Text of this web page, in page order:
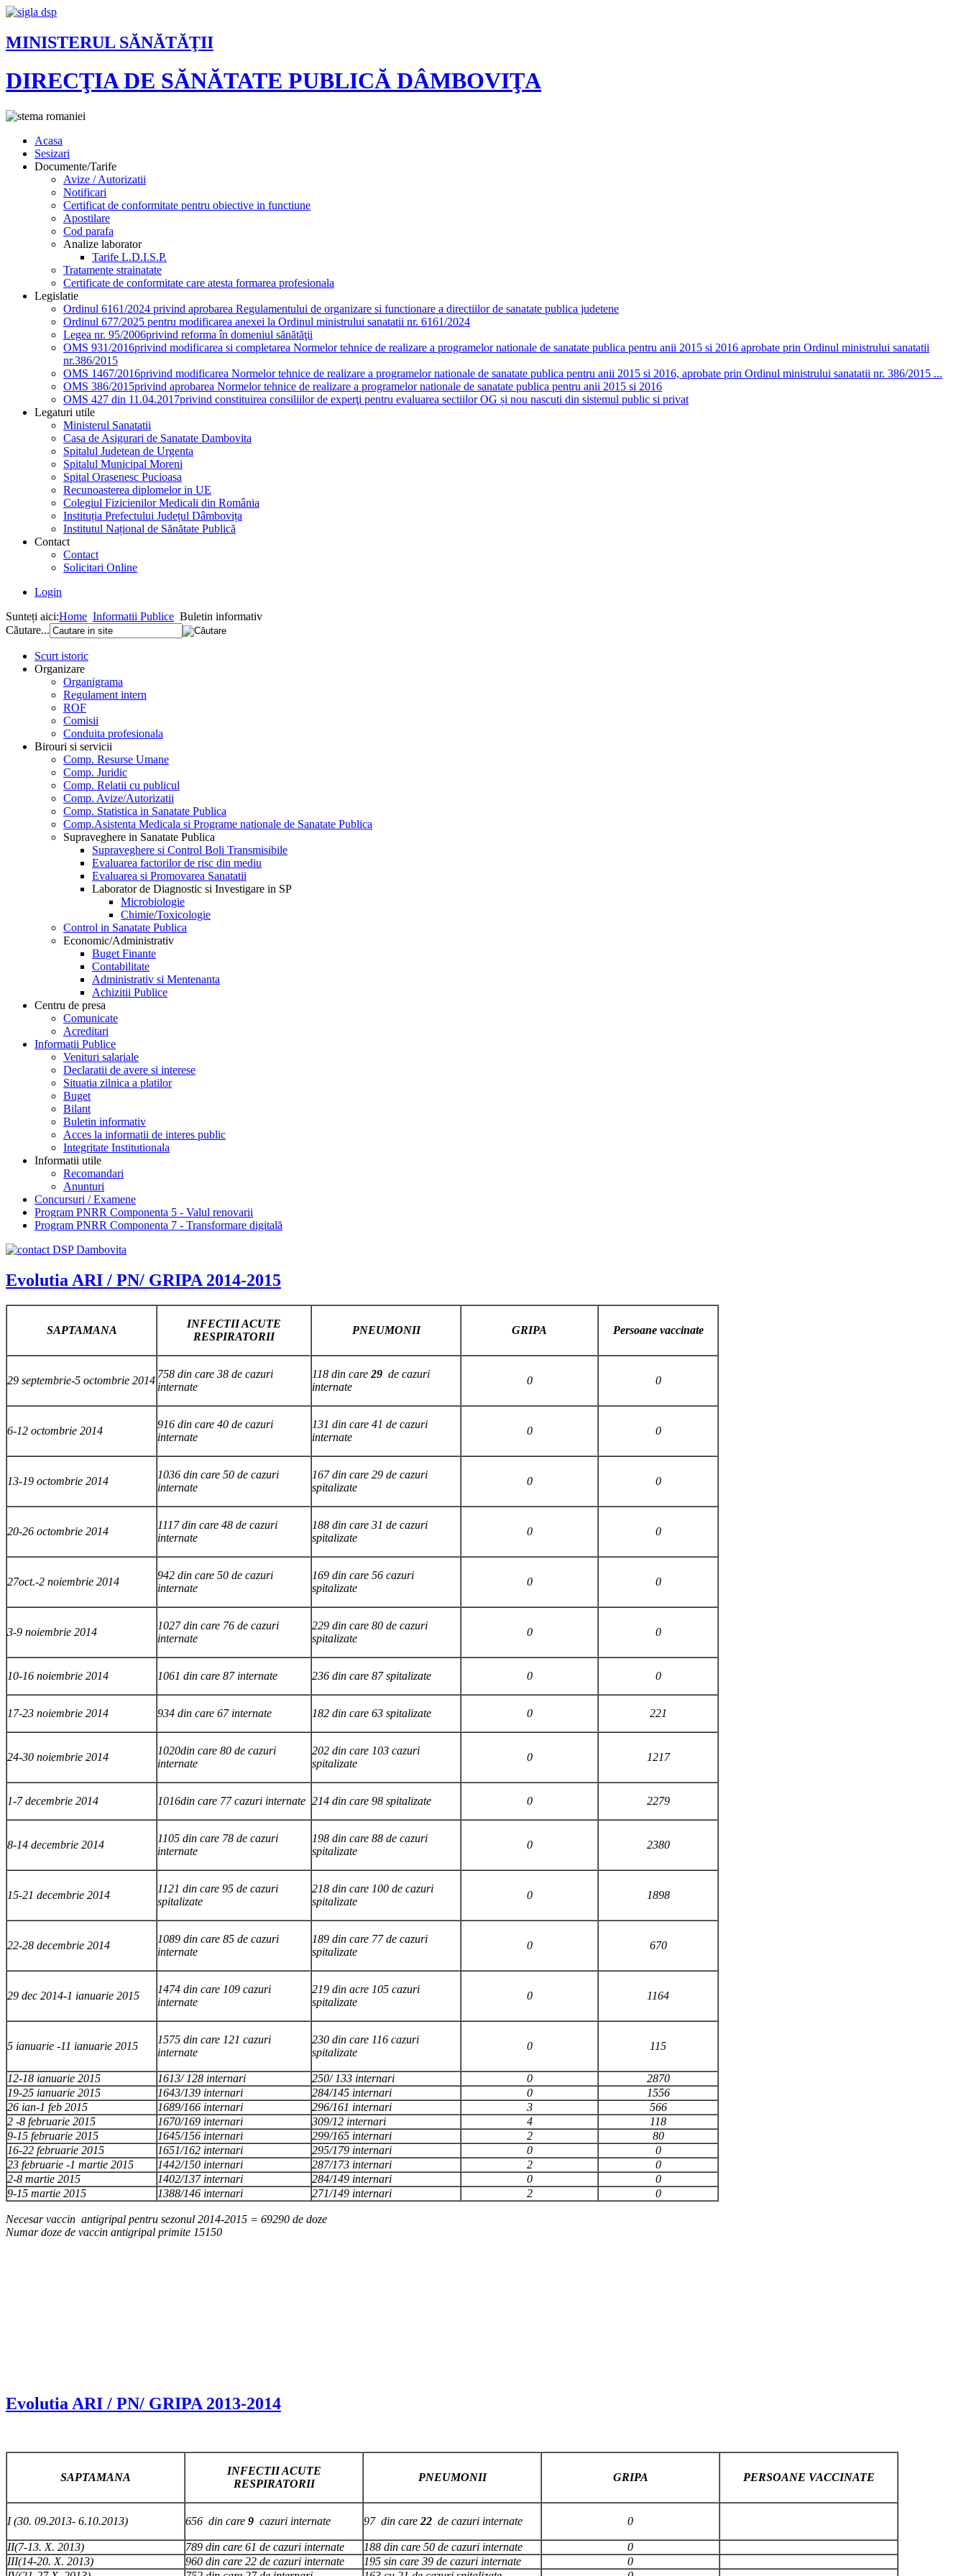
MINISTERUL SĂNĂTĂŢII
DIRECŢIA DE SĂNĂTATE PUBLICĂ DÂMBOVIŢA
Acasa
Sesizari
Documente/Tarife
Avize / Autorizatii
Notificari
Certificat de conformitate pentru obiective in functiune
Apostilare
Cod parafa
Analize laborator
Tarife L.D.I.S.P.
Tratamente strainatate
Certificate de conformitate care atesta formarea profesionala
Legislatie
Ordinul 6161/2024 privind aprobarea Regulamentului de organizare si functionare a directiilor de sanatate publica judetene
Ordinul 677/2025 pentru modificarea anexei la Ordinul ministrului sanatatii nr. 6161/2024
Legea nr. 95/2006privind reforma în domeniul sănătăţii
OMS 931/2016privind modificarea si completarea Normelor tehnice de realizare a programelor nationale de sanatate publica pentru anii 2015 si 2016 aprobate prin Ordinul ministrului sanatatii
nr.386/2015
OMS 1467/2016privind modificarea Normelor tehnice de realizare a programelor nationale de sanatate publica pentru anii 2015 si 2016, aprobate prin Ordinul ministrului sanatatii nr. 386/2015 ...
OMS 386/2015privind aprobarea Normelor tehnice de realizare a programelor nationale de sanatate publica pentru anii 2015 si 2016
OMS 427 din 11.04.2017privind constituirea consiliilor de experţi pentru evaluarea sectiilor OG și nou nascuti din sistemul public si privat
Legaturi utile
Ministerul Sanatatii
Casa de Asigurari de Sanatate Dambovita
Spitalul Judetean de Urgenta
Spitalul Municipal Moreni
Spital Orasenesc Pucioasa
Recunoasterea diplomelor in UE
Colegiul Fizicienilor Medicali din România
Instituția Prefectului Județul Dâmbovița
Institutul Național de Sănătate Publică
Contact
Contact
Solicitari Online
Login
Sunteți aici:Home Informatii Publice Buletin informativ
Căutare...
Scurt istoric
Organizare
Organigrama
Regulament intern
ROF
Comisii
Conduita profesionala
Birouri si servicii
Comp. Resurse Umane
Comp. Juridic
Comp. Relatii cu publicul
Comp. Avize/Autorizatii
Comp. Statistica in Sanatate Publica
Comp.Asistenta Medicala si Programe nationale de Sanatate Publica
Supraveghere in Sanatate Publica
Supraveghere si Control Boli Transmisibile
Evaluarea factorilor de risc din mediu
Evaluarea si Promovarea Sanatatii
Laborator de Diagnostic si Investigare in SP
Microbiologie
Chimie/Toxicologie
Control in Sanatate Publica
Economic/Administrativ
Buget Finante
Contabilitate
Administrativ si Mentenanta
Achizitii Publice
Centru de presa
Comunicate
Acreditari
Informatii Publice
Venituri salariale
Declaratii de avere si interese
Situatia zilnica a platilor
Buget
Bilant
Buletin informativ
Acces la informatii de interes public
Integritate Institutionala
Informatii utile
Recomandari
Anunturi
Concursuri / Examene
Program PNRR Componenta 5 - Valul renovarii
Program PNRR Componenta 7 - Transformare digitală
Evolutia ARI / PN/ GRIPA 2014-2015
SAPTAMANA
INFECTII ACUTE
RESPIRATORII
PNEUMONII GRIPA Persoane vaccinate
29 septembrie-5 octombrie 2014
758 din care 38 de cazuri
internate
118 din care 29 de cazuri
internate
0 0
6-12 octombrie 2014
916 din care 40 de cazuri
internate
131 din care 41 de cazuri
internate
0 0
13-19 octombrie 2014
1036 din care 50 de cazuri
internate
167 din care 29 de cazuri
spitalizate
0 0
20-26 octombrie 2014
1117 din care 48 de cazuri
internate
188 din care 31 de cazuri
spitalizate
0 0
27oct.-2 noiembrie 2014
942 din care 50 de cazuri
internate
169 din care 56 cazuri
spitalizate
0 0
3-9 noiembrie 2014
1027 din care 76 de cazuri
internate
229 din care 80 de cazuri
spitalizate
0 0
10-16 noiembrie 2014 1061 din care 87 internate 236 din care 87 spitalizate 0 0
17-23 noiembrie 2014 934 din care 67 internate 182 din care 63 spitalizate 0 221
24-30 noiembrie 2014
1020din care 80 de cazuri
internate
202 din care 103 cazuri
spitalizate
0 1217
1-7 decembrie 2014 1016din care 77 cazuri internate 214 din care 98 spitalizate 0 2279
8-14 decembrie 2014
1105 din care 78 de cazuri
internate
198 din care 88 de cazuri
spitalizate
0 2380
15-21 decembrie 2014
1121 din care 95 de cazuri
spitalizate
218 din care 100 de cazuri
spitalizate
0 1898
22-28 decembrie 2014
1089 din care 85 de cazuri
internate
189 din care 77 de cazuri
spitalizate
0 670
29 dec 2014-1 ianuarie 2015
1474 din care 109 cazuri
internate
219 din acre 105 cazuri
spitalizate
0 1164
5 ianuarie -11 ianuarie 2015
1575 din care 121 cazuri
internate
230 din care 116 cazuri
spitalizate
0 115
12-18 ianuarie 2015 1613/ 128 internari 250/ 133 internari 0
2870
19-25 ianuarie 2015
1643/139 internari 284/145 internari 0
1556
26 ian-1 feb 2015
1689/166 internari 296/161 internari 3
566
2 -8 februarie 2015
1670/169 internari 309/12 internari 4
118
9-15 februarie 2015
1645/156 internari 299/165 internari 2
80
16-22 februarie 2015
1651/162 internari 295/179 internari 0
0
23 februarie -1 martie 2015
1442/150 internari 287/173 internari 2
0
2-8 martie 2015
1402/137 internari 284/149 internari 0
0
9-15 martie 2015
1388/146 internari 271/149 internari 2 0
Necesar vaccin antigripal pentru sezonul 2014-2015 = 69290 de doze
Numar doze de vaccin antigripal primite 15150
Evolutia ARI / PN/ GRIPA 2013-2014
SAPTAMANA
INFECTII ACUTE
RESPIRATORII
PNEUMONII GRIPA PERSOANE VACCINATE
I (30. 09.2013- 6.10.2013) 656 din care 9 cazuri internate 97 din care22 de cazuri internate 0
II(7-13. X. 2013) 789 din care 61 de cazuri internate 188 din care 50 de cazuri internate
0
III(14-20. X. 2013)
960 din care 22 de cazuri internate 195 sin care 39 de cazuri internate
0